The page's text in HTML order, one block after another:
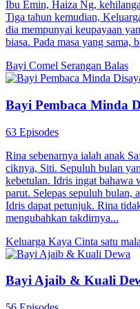
Ibu Emin, Haiza Ng,
Tiga tahun kemudian,
dia mempunyai keupayaan
biasa. Pada masa yang sama,
Bayi Comel Serangan Balas
Bayi Pembaca Minda
63 Episodes
Rina sebenarnya ialah anak
ciknya, Siti. Sepuluh bulan
kebetulan. Idris ingat bahawa
parut. Selepas sepuluh bulan,
Idris dapat petunjuk. Rina
mengubahkan takdirnya...
Keluarga Kaya Cinta satu
Bayi Ajaib & Kuali